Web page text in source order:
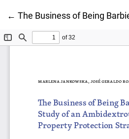
←Wróć do szczegółów
The Business of Being